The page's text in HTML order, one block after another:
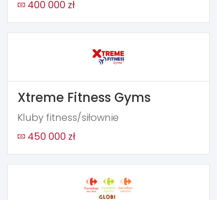
400 000 zł
Xtreme Fitness Gyms
Kluby fitness/siłownie
450 000 zł